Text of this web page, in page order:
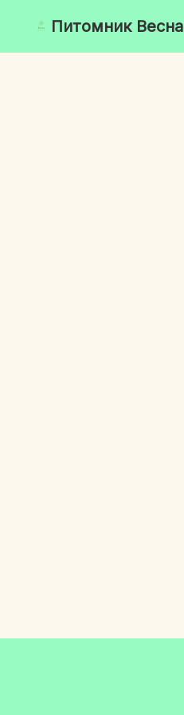
Питомник Весна